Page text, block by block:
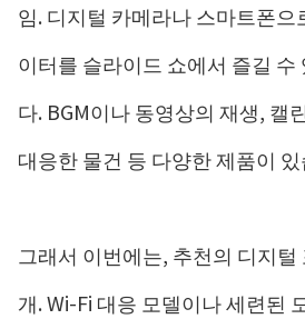
임. 디지털 카메라나 스마트폰으
이터를 슬라이드 쇼에서 즐길 수
다. BGM이나 동영상의 재생, 캘
대응한 물건 등 다양한 제품이
그래서 이번에는, 추천의 디지
개. Wi-Fi 대응 모델이나 세련된